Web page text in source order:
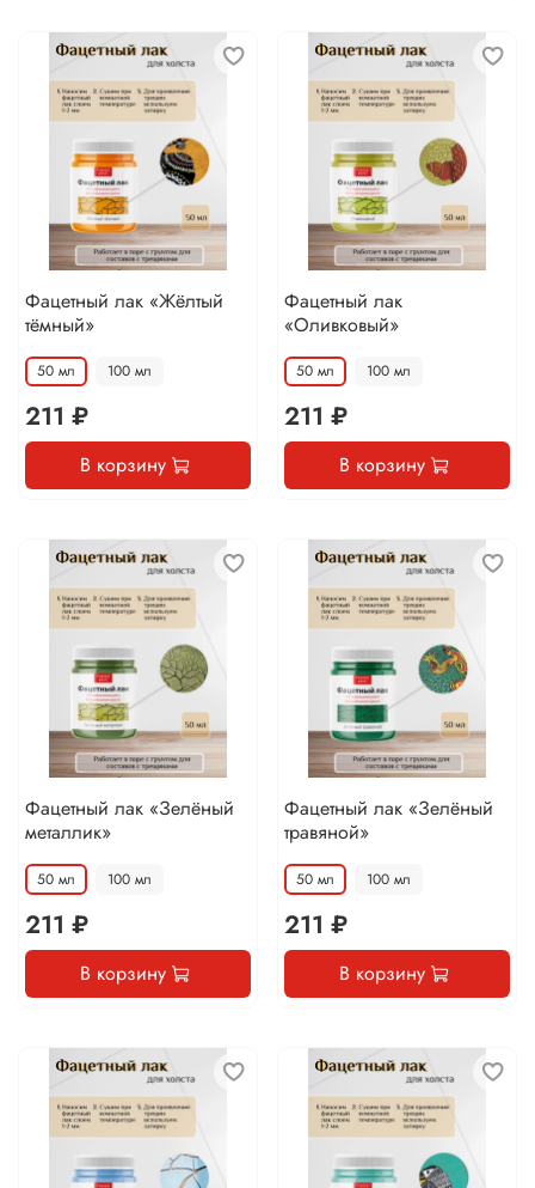
Фацетный лак «Жёлтый
тёмный»
50 мл 100 мл
211 ₽
В корзину
Фацетный лак
«Оливковый»
50 мл 100 мл
211 ₽
В корзину
Фацетный лак «Зелёный
металлик»
50 мл 100 мл
211 ₽
В корзину
Фацетный лак «Зелёный
травяной»
50 мл 100 мл
211 ₽
В корзину